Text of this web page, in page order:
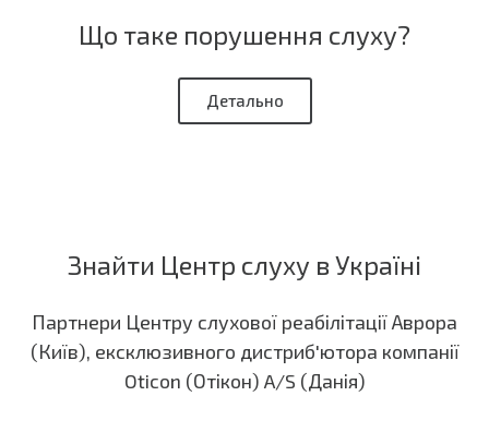
Що таке порушення слуху?
Детально
Знайти Центр слуху в Україні
Партнери Центру слухової реабілітації Аврора
(Київ), ексклюзивного дистриб'ютора компанії
Oticon (Отікон) A/S (Данія)